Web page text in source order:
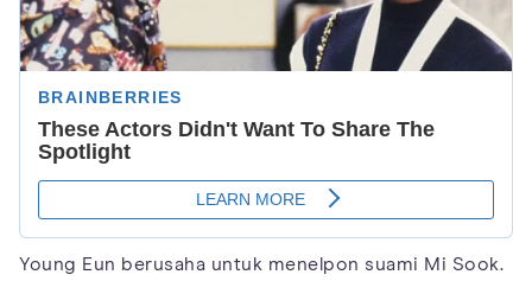
Young Eun berusaha untuk menelpon suami Mi Sook.